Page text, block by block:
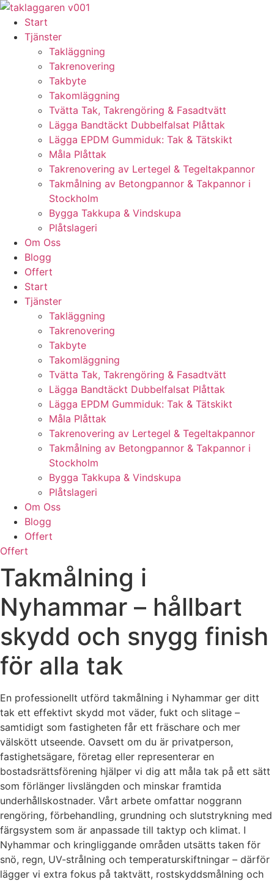
Skip
content
Start
Tjänster
Takläggning
Takrenovering
Takbyte
Takomläggning
Tvätta Tak, Takrengöring & Fasadtvätt
Lägga Bandtäckt Dubbelfalsat Plåttak
Lägga EPDM Gummiduk: Tak & Tätskikt
Måla Plåttak
Takrenovering av Lertegel & Tegeltakpannor
Takmålning av Betongpannor & Takpannor i
Stockholm
Bygga Takkupa & Vindskupa
Plåtslageri
Om Oss
Blogg
Offert
Start
Tjänster
Takläggning
Takrenovering
Takbyte
Takomläggning
Tvätta Tak, Takrengöring & Fasadtvätt
Lägga Bandtäckt Dubbelfalsat Plåttak
Lägga EPDM Gummiduk: Tak & Tätskikt
Måla Plåttak
Takrenovering av Lertegel & Tegeltakpannor
Takmålning av Betongpannor & Takpannor i
Stockholm
Bygga Takkupa & Vindskupa
Plåtslageri
Om Oss
Blogg
Offert
Offert
Takmålning i
Nyhammar – hållbart
skydd och snygg finish
för alla tak
En professionellt utförd takmålning i Nyhammar ger ditt
tak ett effektivt skydd mot väder, fukt och slitage –
samtidigt som fastigheten får ett fräschare och mer
välskött utseende. Oavsett om du är privatperson,
fastighetsägare, företag eller representerar en
bostadsrättsförening hjälper vi dig att måla tak på ett sätt
som förlänger livslängden och minskar framtida
underhållskostnader. Vårt arbete omfattar noggrann
rengöring, förbehandling, grundning och slutstrykning med
färgsystem som är anpassade till taktyp och klimat. I
Nyhammar och kringliggande områden utsätts taken för
snö, regn, UV-strålning och temperaturskiftningar – därför
lägger vi extra fokus på taktvätt, rostskyddsmålning och